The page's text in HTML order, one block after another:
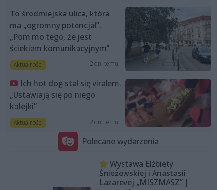
To śródmiejska ulica, która
ma „ogromny potencjał”.
„Pomimo tego, że jest
ściekiem komunikacyjnym”
Aktualności 2 dni temu
Ich hot dog stał się viralem.
„Ustawiają się po niego
kolejki”
Aktualności 2 dni temu
Polecane wydarzenia
Wystawa Elżbiety
Śnieżewskiej i Anastasii
Lazarevej „MISZMASZ” |